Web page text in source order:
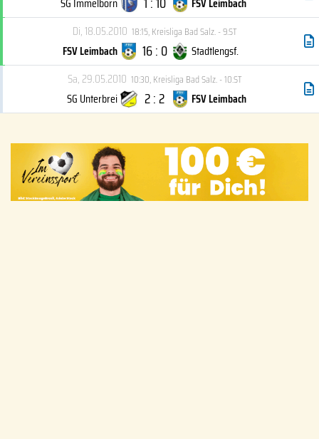
Di, 18.05.2010 18:15,Kreisliga Bad Salz. - 9.ST
FSV Leimbach 16 : 0
Stadtlengsf.
Sa, 29.05.2010 10:30,Kreisliga Bad Salz. - 10.ST
SG Unterbrei 2 : 2 FSV Leimbach